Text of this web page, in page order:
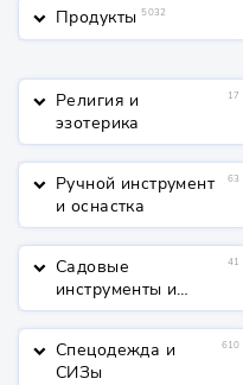
keyboard_arrow_down Продукты 5032
keyboard_arrow_down Религия и
эзотерика
17
keyboard_arrow_down Ручной инструмент
и оснастка
63
keyboard_arrow_down Садовые
инструменты и
полив
41
keyboard_arrow_down Спецодежда и
СИЗы
610